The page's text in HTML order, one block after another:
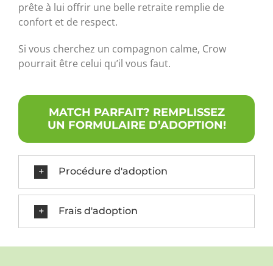
prête à lui offrir une belle retraite remplie de
confort et de respect.
Si vous cherchez un compagnon calme, Crow
pourrait être celui qu’il vous faut.
MATCH PARFAIT? REMPLISSEZ
UN FORMULAIRE D’ADOPTION!
Procédure d'adoption
Frais d'adoption